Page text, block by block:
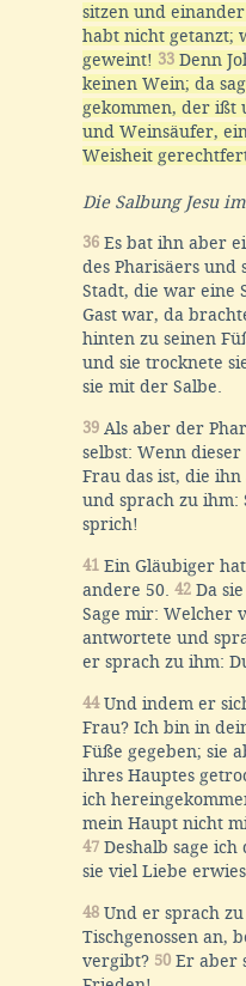
sitzen und
habt nicht getanzt;
geweint! 33 Denn
keinen Wein; da
gekommen, der ißt
und Weinsäufer,
Weisheit
Die Salbung Jesu
36 Es bat ihn aber
des Pharisäers und
Stadt, die war eine
Gast war, da
hinten zu seinen
und sie trocknete
sie mit der Salbe.
39 Als aber der
selbst: Wenn
Frau das ist, die
und sprach zu ihm:
sprich!
41 Ein Gläubiger
andere 50. 42 Da
Sage mir: Welcher
antwortete und
er sprach zu ihm:
44Und indem er
Frau? Ich bin in
Füße gegeben; sie
ihres Hauptes
ich
mein Haupt nicht
47 Deshalb sage
sie viel Liebe
48 Und er sprach
Tischgenossen an,
vergibt? 50 Er aber